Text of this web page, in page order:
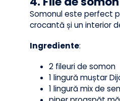
Dacă folosești
interior, semn că
Servește cu o salată
4. File de
Somonul este
crocantă și un